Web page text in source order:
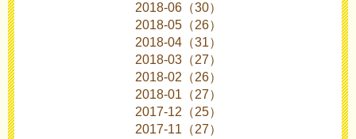
2018-06（30）
2018-05（26）
2018-04（31）
2018-03（27）
2018-02（26）
2018-01（27）
2017-12（25）
2017-11（27）